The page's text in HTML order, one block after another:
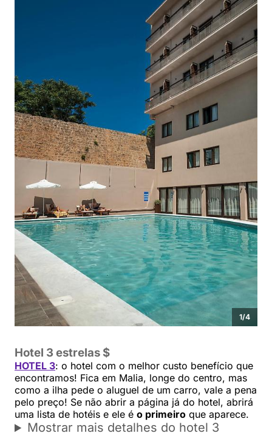
1/4
Hotel 3 estrelas $
HOTEL 3: o hotel com o melhor custo benefício que
encontramos! Fica em Malia, longe do centro, mas
como a ilha pede o aluguel de um carro, vale a pena
pelo preço! Se não abrir a página já do hotel, abrirá
uma lista de hotéis e ele é o primeiro que aparece.
Mostrar mais detalhes do hotel 3